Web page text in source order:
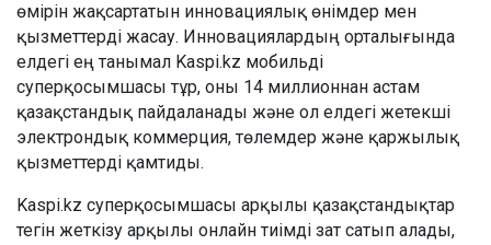
өмірін жақсартатын инновациялық өнімдер мен
қызметтерді жасау. Инновациялардың орталығында
елдегі ең танымал Kaspi.kz мобильді
суперқосымшасы тұр, оны 14 миллионнан астам
қазақстандық пайдаланады және ол елдегі жетекші
электрондық коммерция, төлемдер және қаржылық
қызметтерді қамтиды.
Kaspi.kz суперқосымшасы арқылы қазақстандықтар
тегін жеткізу арқылы онлайн тиімді зат сатып алады,